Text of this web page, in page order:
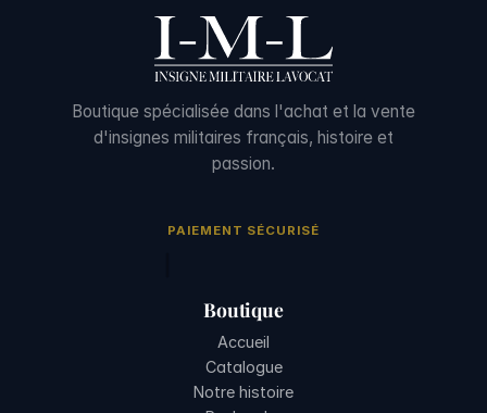
Boutique spécialisée dans l'achat et la vente
d'insignes militaires français, histoire et
passion.
PAIEMENT SÉCURISÉ
Boutique
Accueil
Catalogue
Notre histoire